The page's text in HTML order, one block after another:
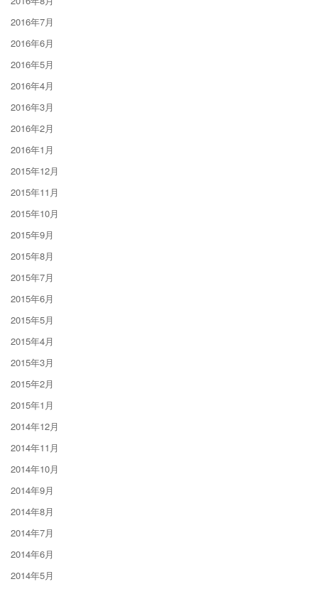
2016年7月
2016年6月
2016年5月
2016年4月
2016年3月
2016年2月
2016年1月
2015年12月
2015年11月
2015年10月
2015年9月
2015年8月
2015年7月
2015年6月
2015年5月
2015年4月
2015年3月
2015年2月
2015年1月
2014年12月
2014年11月
2014年10月
2014年9月
2014年8月
2014年7月
2014年6月
2014年5月